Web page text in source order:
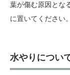
葉が傷む原因とな
に置いてください。
水やりについ